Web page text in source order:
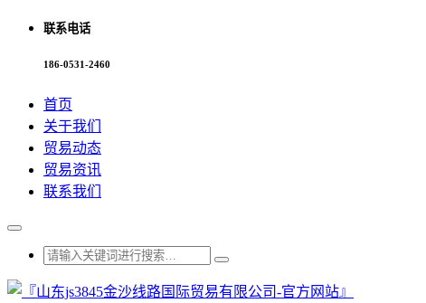
联系电话
186-0531-2460
首页
关于我们
贸易动态
贸易资讯
联系我们